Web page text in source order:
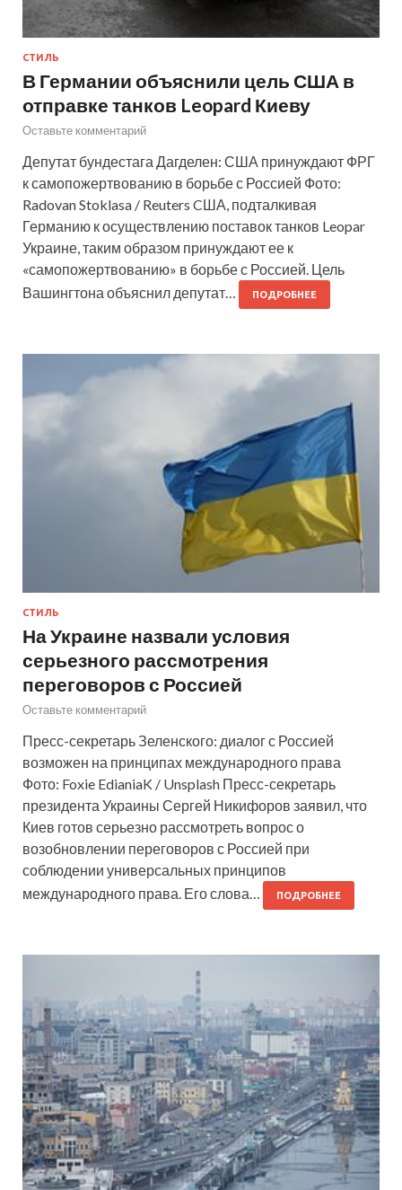
СТИЛЬ
В Германии объяснили цель США в
отправке танков Leopard Киеву
Оставьте комментарий
Депутат бундестага Дагделен: США принуждают ФРГ
к самопожертвованию в борьбе с Россией Фото:
Radovan Stoklasa / Reuters CША, подталкивая
Германию к осуществлению поставок танков Leopar
Украине, таким образом принуждают ее к
«самопожертвованию» в борьбе с Россией. Цель
Вашингтона объяснил депутат…
ПОДРОБНЕЕ
СТИЛЬ
На Украине назвали условия
серьезного рассмотрения
переговоров с Россией
Оставьте комментарий
Пресс-секретарь Зеленского: диалог с Россией
возможен на принципах международного права
Фото: Foxie EdianiaK / Unsplash Пресс-секретарь
президента Украины Сергей Никифоров заявил, что
Киев готов серьезно рассмотреть вопрос о
возобновлении переговоров с Россией при
соблюдении универсальных принципов
международного права. Его слова…
ПОДРОБНЕЕ